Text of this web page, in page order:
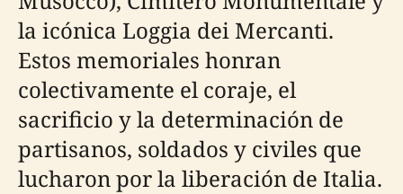
la icónica Loggia dei Mercanti.
Estos memoriales honran
colectivamente el coraje, el
sacrificio y la determinación de
partisanos, soldados y civiles que
lucharon por la liberación de Italia.